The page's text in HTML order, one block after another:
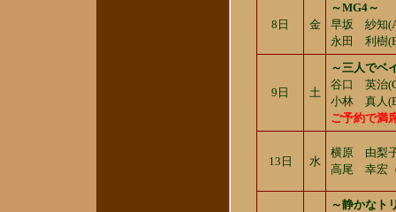
8日 金
～MG4～
早坂 紗知
永田 利樹
9日 土
～三人でベ
谷口 英治
小林 真人
ご予約で満
13日 水
横原 由梨
高尾 幸宏
～静かなト